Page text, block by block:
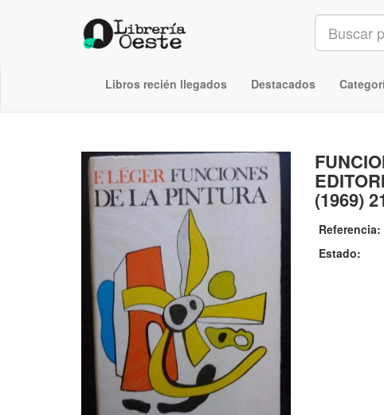
Libros recién llegados Destacados
(1969)
Referencia:
Estado: